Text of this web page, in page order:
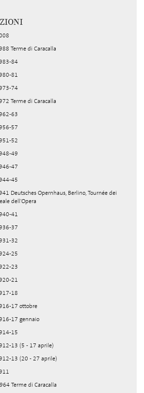
Terme di Caracalla
84
81
74
Terme di Caracalla
63
57
52
49
47
45
Deutsches Opernhaus, Berlino, Tournée dei
dell'Opera
41
37
32
25
23
21
18
17 ottobre
17 gennaio
15
13 (5 - 17 aprile)
13 (20 - 27 aprile)
Terme di Caracalla